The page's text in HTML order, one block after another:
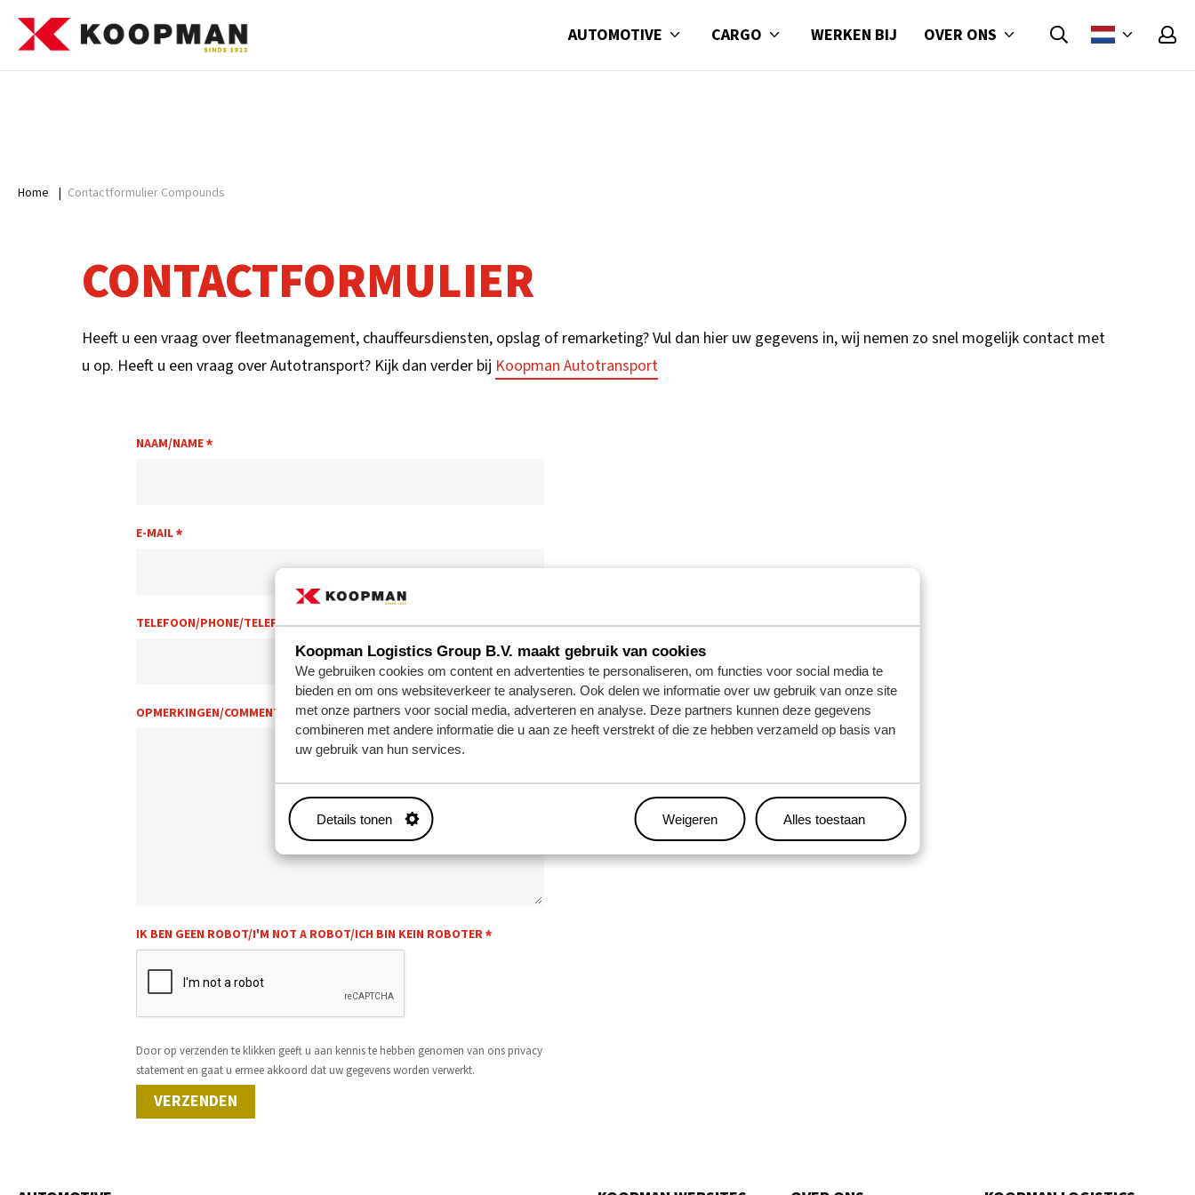
Koopman Logistics Group B.V. maakt gebruik van cookies
We gebruiken cookies om content en advertenties te personaliseren, om functies voor social media te
bieden en om ons websiteverkeer te analyseren. Ook delen we informatie over uw gebruik van onze site
met onze partners voor social media, adverteren en analyse. Deze partners kunnen deze gegevens
combineren met andere informatie die u aan ze heeft verstrekt of die ze hebben verzameld op basis van
uw gebruik van hun services.
Details tonen Weigeren Alles toestaan
AUTOMOTIVE CARGO WERKEN BIJ OVER ONS
Home | Contactformulier Compounds
CONTACTFORMULIER
Heeft u een vraag over fleetmanagement, chauffeursdiensten, opslag of remarketing? Vul dan hier uw gegevens in, wij nemen zo snel mogelijk contact met
u op. Heeft u een vraag over Autotransport? Kijk dan verder bij Koopman Autotransport
NAAM/NAME*
E-MAIL*
TELEFOON/PHONE/TELEFON
OPMERKINGEN/COMMENTS/KOMMENTARE*
IK BEN GEEN ROBOT/I'M NOT A ROBOT/ICH BIN KEIN ROBOTER*
Door op verzenden te klikken geeft u aan kennis te hebben genomen van ons privacy
statement en gaat u ermee akkoord dat uw gegevens worden verwerkt.